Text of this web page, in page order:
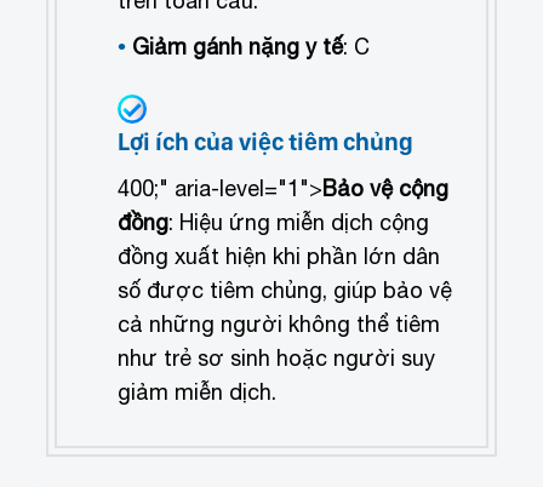
Giảm gánh nặng y tế: C
Lợi ích của việc tiêm chủng
400;" aria-level="1">Bảo vệ cộng
đồng: Hiệu ứng miễn dịch cộng
đồng xuất hiện khi phần lớn dân
số được tiêm chủng, giúp bảo vệ
cả những người không thể tiêm
như trẻ sơ sinh hoặc người suy
giảm miễn dịch.